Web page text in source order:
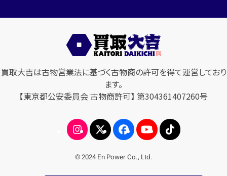
買取大吉は古物営業法に基づく古物商の許可を得て運営しており
ます。
【東京都公安委員会 古物商許可】 第304361407260号
© 2024 En Power Co., Ltd.